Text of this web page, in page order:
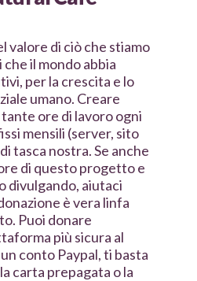
valore di ciò che stiamo
il mondo abbia
per la crescita e lo
umano. Creare
ore di lavoro ogni
mensili (server, sito
tasca nostra. Se anche
di questo progetto e
divulgando, aiutaci
è vera linfa
Puoi donare
più sicura al
conto Paypal, ti basta
carta prepagata o la